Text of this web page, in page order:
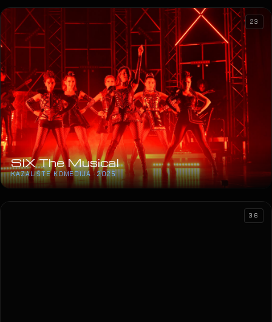
SIX The Musical
KAZALIŠTE KOMEDIJA · 2025
23
36